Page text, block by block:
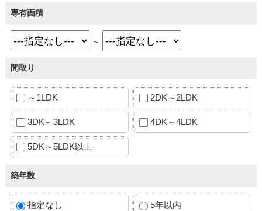
専有面積
～
間取り
～1LDK 2DK～2LDK
3DK～3LDK 4DK～4LDK
5DK～5LDK以上
築年数
指定なし 5年以内